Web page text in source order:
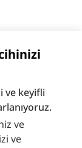
ve keyifli
ve
ve